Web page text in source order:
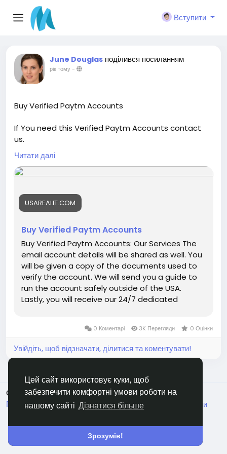
Цей сайт використовує куки, щоб
забезпечити комфортні умови роботи на
нашому сайті Дізнатися більше
Зрозумів!
Вступити
June Douglas поділився посиланням
рік тому-
Buy Verified Paytm Accounts
If You need this Verified Paytm Accounts contact
us.
Contact Email:usarealit@gmail.com
WhatsApp: +1-5593093418
https://usarealit.com/product/buy-verified-paytm-
#israel #iran #gaza #usa #russia #nepal
#anime
#apollo
#bitcoin #elonmusk
#google
#business
#socialmedia #elonmusk
#Twitter
#facebook
#corruption #donaldtrump
Читати далі
USAREALIT.COM
Buy Verified Paytm Accounts
Buy Verified Paytm Accounts: Our Services The
email account details will be shared as well. You
will be given a copy of the documents used to
verify the account. We will send you a guide to
run the account safely outside of the USA.
Lastly, you will receive our 24/7 dedicated
The login credentials of the Buy Paytm Accounts
will be provided. If You Want To More Information
just Contact Now: Email: usarealit@gmail.com
@usarealit
0 Коментарі 3K Перегляди 0 Оцінки
Увійдіть, щоб відзначати, ділитися та коментувати!
© 2026 MSM
Ukrainian
Про нас Правила Конфіденційність
Зв'яжіться з нами